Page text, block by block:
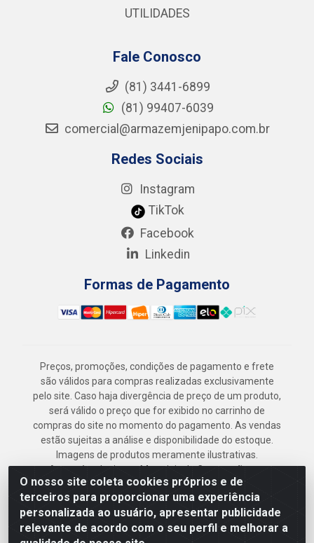
O nosso site coleta cookies próprios e de
terceiros para proporcionar uma experiência
personalizada ao usuário, apresentar publicidade
relevante de acordo com o seu perfil e melhorar a
UTILIDADES
Fale Conosco
(81) 3441-6899
(81) 99407-6039
comercial@armazemjenipapo.com.br
Redes Sociais
Instagram
TikTok
Facebook
Linkedin
Formas de Pagamento
Preços, promoções, condições de pagamento e frete
são válidos para compras realizadas exclusivamente
pelo site. Caso haja divergência de preço de um produto,
será válido o preço que for exibido no carrinho de
compras do site no momento do pagamento. As vendas
estão sujeitas a análise e disponibilidade do estoque.
Imagens de produtos meramente ilustrativas.
Armazém Jenipapo Materiais de Construção em
Geral LTDA - Rua das Flores, 2691 - Guabiraba,
Recife/PE - CEP 52.291-630 - CNPJ
41.097.379/0001-